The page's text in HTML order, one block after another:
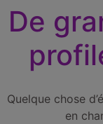
De
Quelque chose
en